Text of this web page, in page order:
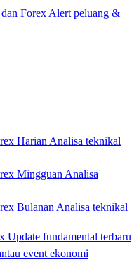
Forex Alert peluang &
Harian Analisa teknikal
Mingguan Analisa
Bulanan Analisa teknikal
Update fundamental terbaru
event ekonomi